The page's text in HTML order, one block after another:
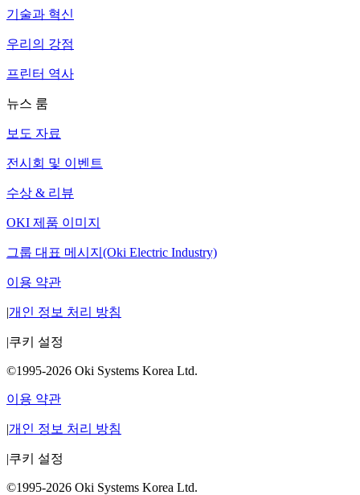
기술과 혁신
우리의 강점
프린터 역사
뉴스 룸
보도 자료
전시회 및 이벤트
수상 & 리뷰
OKI 제품 이미지
그룹 대표 메시지(Oki Electric Industry)
이용 약관
|개인 정보 처리 방침
|쿠키 설정
©1995-2026 Oki Systems Korea Ltd.
이용 약관
|개인 정보 처리 방침
|쿠키 설정
©1995-2026 Oki Systems Korea Ltd.